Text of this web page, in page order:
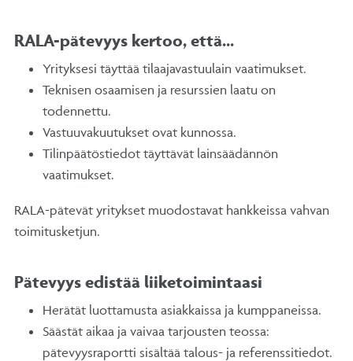
RALA-pätevyys kertoo, että…
Yrityksesi täyttää tilaajavastuulain vaatimukset.
Teknisen osaamisen ja resurssien laatu on
todennettu.
Vastuuvakuutukset ovat kunnossa.
Tilinpäätöstiedot täyttävät lainsäädännön
vaatimukset.
RALA-pätevät yritykset muodostavat hankkeissa vahvan
toimitusketjun.
Pätevyys edistää liiketoimintaasi
Herätät luottamusta asiakkaissa ja kumppaneissa.
Säästät aikaa ja vaivaa tarjousten teossa:
pätevyysraportti sisältää talous- ja referenssitiedot.